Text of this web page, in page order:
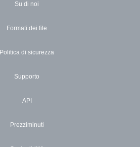
Su di noi
Formati dei file
Politica di sicurezza
Supporto
API
Prezziminuti